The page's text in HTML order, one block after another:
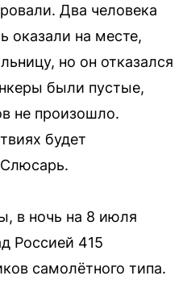
Два человека
оказали на месте,
но он отказался
были пустые,
не произошло.
будет
в ночь на 8 июля
Россией 415
самолётного типа.